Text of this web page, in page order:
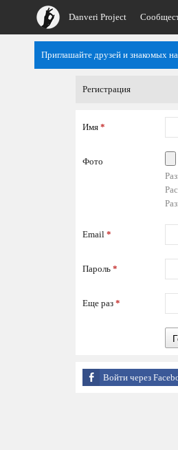
Danveri Project
Приглашайте друзей и знакомых
Регистрация
Имя *
Фото
Email *
Пароль *
Еще раз *
Войти через